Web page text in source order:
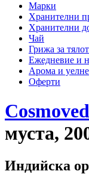
Марки
Хранителни
Хранителни
Чай
Грижа за
Ежедневие и
Арома и
Оферти
муста,
Индийска